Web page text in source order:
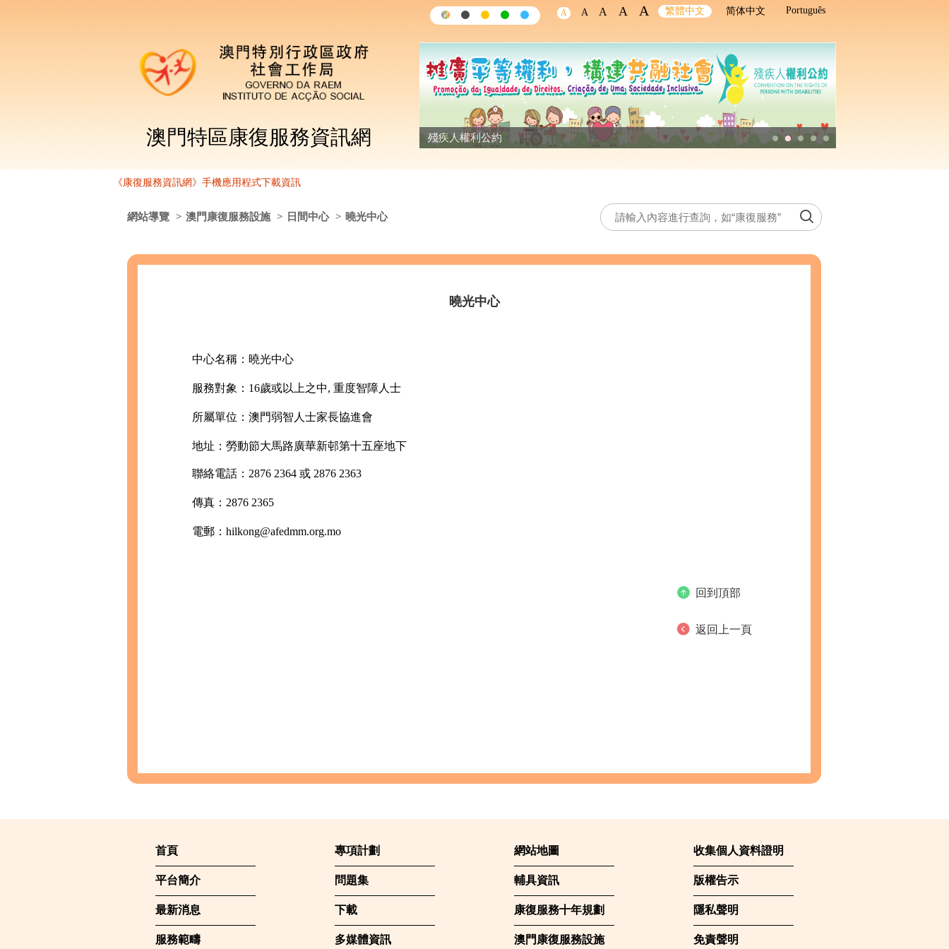
Português
简体中文
繁體中文
A A A A A
✓ ✓ ✓ ✓ ✓
澳門特區康復服務資訊網 殘疾人權利公約
《康復服務資訊網》手機應用程式下載資訊
網站導覽 > 澳門康復服務設施 > 日間中心 > 曉光中心
曉光中心
中心名稱：曉光中心
服務對象：16歲或以上之中, 重度智障人士
所屬單位：澳門弱智人士家長協進會
地址：勞動節大馬路廣華新邨第十五座地下
聯絡電話：2876 2364 或 2876 2363
傳真：2876 2365
電郵：hilkong@afedmm.org.mo
回到頂部
返回上一頁
首頁
平台簡介
最新消息
服務範疇
專項計劃
問題集
下載
多媒體資訊
網站地圖
輔具資訊
康復服務十年規劃
澳門康復服務設施
收集個人資料證明
版權告示
隱私聲明
免責聲明